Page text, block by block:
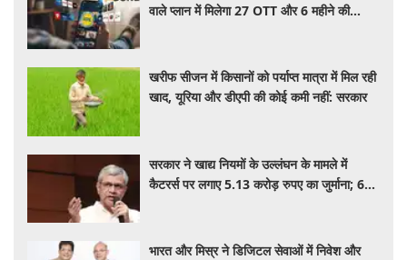
वाले प्लान में मिलेगा 27 OTT और 6 महीने की
खरीफ सीजन में किसानों को पर्याप्त मात्रा में मिल रही
खाद, यूरिया और डीएपी की कोई कमी नहीं: सरकार
सरकार ने खाद्य नियमों के उल्लंघन के मामले में
कैटरर्स पर लगाए 5.13 करोड़ रुपए का जुर्माना; 6
भारत और मिस्र ने डिजिटल सेवाओं में निवेश और